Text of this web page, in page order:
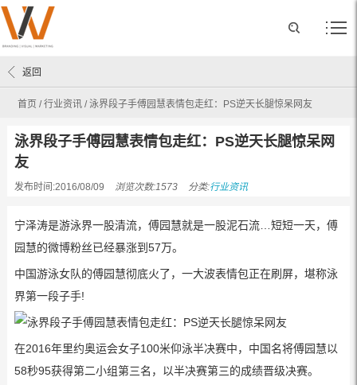
首页 /行业资讯 /泳界段子手傅园慧表情包走红：PS逆天长腿惊呆网友
返回
泳界段子手傅园慧表情包走红：PS逆天长腿惊呆网
友
发布时间:2016/08/09 浏览次数:1573 分类:行业资讯
宁泽涛是游泳界一股清流，傅园慧就是一股泥石流…短短一天，傅
园慧的微博粉丝已经暴涨到57万。
中国游泳女队的傅园慧彻底火了，一大波表情包正在刷屏，堪称泳
界第一段子手!
在2016年里约奥运会女子100米仰泳半决赛中，中国名将傅园慧以
58秒95获得第二小组第三名，以半决赛第三的成绩晋级决赛。